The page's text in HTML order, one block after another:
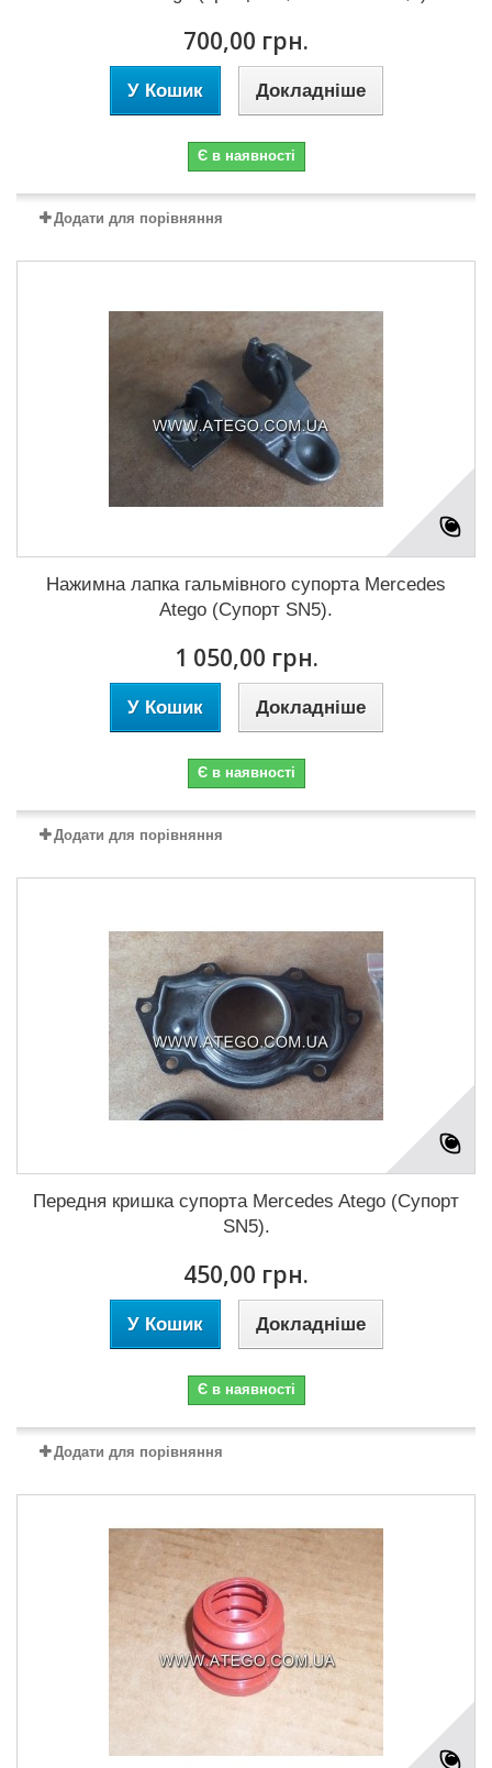
700,00 грн.
У Кошик Докладніше
Є в наявності
Додати для порівняння
Нажимна лапка гальмівного супорта Mercedes
Atego (Супорт SN5).
1 050,00 грн.
У Кошик Докладніше
Є в наявності
Додати для порівняння
Передня кришка супорта Mercedes Atego (Супорт
SN5).
450,00 грн.
У Кошик Докладніше
Є в наявності
Додати для порівняння